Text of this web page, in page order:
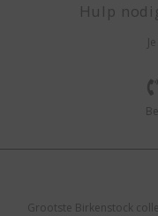
Hulp
Grootste Birkenstock